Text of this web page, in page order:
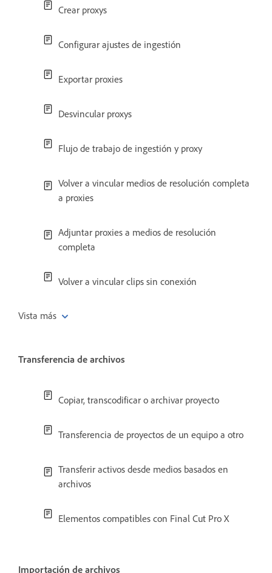
Crear proxys
Configurar ajustes de ingestión
Exportar proxies
Desvincular proxys
Flujo de trabajo de ingestión y proxy
Volver a vincular medios de resolución completa
a proxies
Adjuntar proxies a medios de resolución
completa
Volver a vincular clips sin conexión
Vista más
Transferencia de archivos
Copiar, transcodificar o archivar proyecto
Transferencia de proyectos de un equipo a otro
Transferir activos desde medios basados en
archivos
Elementos compatibles con Final Cut Pro X
Importación de archivos